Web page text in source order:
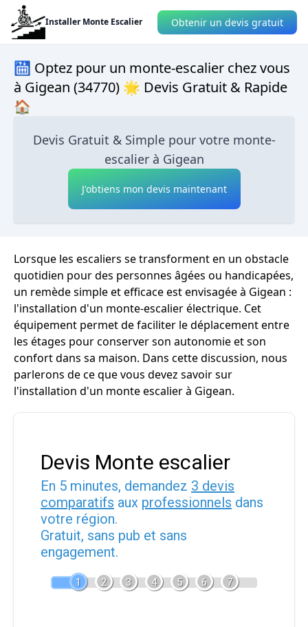
Installer Monte Escalier Obtenir un devis gratuit
🛗 Optez pour un monte-escalier chez vous
à Gigean (34770) 🌟 Devis Gratuit & Rapide
🏠
Devis Gratuit & Simple pour votre monte-
escalier à Gigean
J'obtiens mon devis maintenant
Lorsque les escaliers se transforment en un obstacle
quotidien pour des personnes âgées ou handicapées,
un remède simple et efficace est envisagée à Gigean :
l'installation d'un monte-escalier électrique. Cet
équipement permet de faciliter le déplacement entre
les étages pour conserver son autonomie et son
confort dans sa maison. Dans cette discussion, nous
parlerons de ce que vous devez savoir sur
l'installation d'un monte escalier à Gigean.
Devis Monte escalier
En 5 minutes, demandez 3 devis
comparatifs aux professionnels dans
votre région.
Gratuit, sans pub et sans
engagement.
1 2 3 4 5 6 7